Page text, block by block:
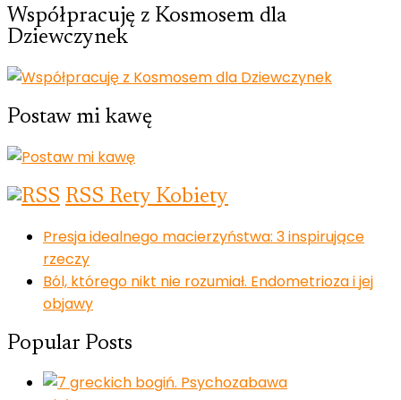
Współpracuję z Kosmosem dla
Dziewczynek
Postaw mi kawę
RSS Rety Kobiety
Presja idealnego macierzyństwa: 3 inspirujące
rzeczy
Ból, którego nikt nie rozumiał. Endometrioza i jej
objawy
Popular Posts